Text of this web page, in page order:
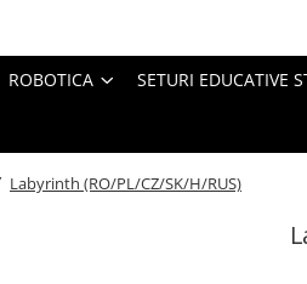
ROBOTICA SETURI EDUCATIVE
Labyrinth (RO/PL/CZ/SK/H/RUS)